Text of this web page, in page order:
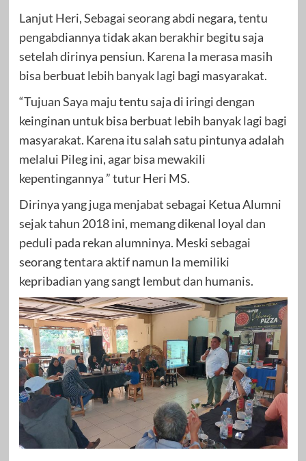
Lanjut Heri, Sebagai seorang abdi negara, tentu
pengabdiannya tidak akan berakhir begitu saja
setelah dirinya pensiun. Karena Ia merasa masih
bisa berbuat lebih banyak lagi bagi masyarakat.
“Tujuan Saya maju tentu saja di iringi dengan
keinginan untuk bisa berbuat lebih banyak lagi bagi
masyarakat. Karena itu salah satu pintunya adalah
melalui Pileg ini, agar bisa mewakili
kepentingannya ” tutur Heri MS.
Dirinya yang juga menjabat sebagai Ketua Alumni
sejak tahun 2018 ini, memang dikenal loyal dan
peduli pada rekan alumninya. Meski sebagai
seorang tentara aktif namun Ia memiliki
kepribadian yang sangt lembut dan humanis.